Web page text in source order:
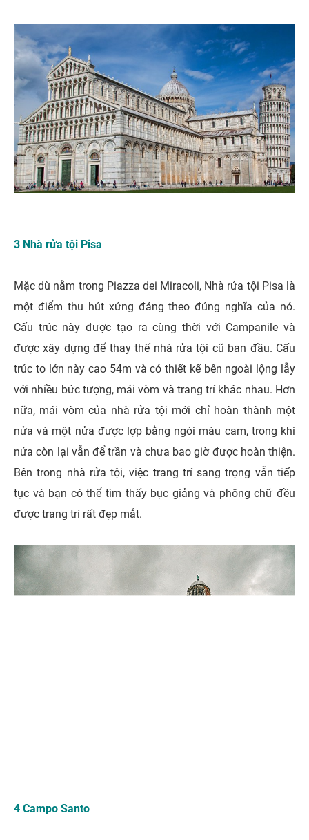
3 Nhà rửa tội Pisa
Mặc dù nằm trong Piazza dei Miracoli, Nhà rửa tội Pisa là
một điểm thu hút xứng đáng theo đúng nghĩa của nó.
Cấu trúc này được tạo ra cùng thời với Campanile và
được xây dựng để thay thế nhà rửa tội cũ ban đầu. Cấu
trúc to lớn này cao 54m và có thiết kế bên ngoài lộng lẫy
với nhiều bức tượng, mái vòm và trang trí khác nhau. Hơn
nữa, mái vòm của nhà rửa tội mới chỉ hoàn thành một
nửa và một nửa được lợp bằng ngói màu cam, trong khi
nửa còn lại vẫn để trần và chưa bao giờ được hoàn thiện.
Bên trong nhà rửa tội, việc trang trí sang trọng vẫn tiếp
tục và bạn có thể tìm thấy bục giảng và phông chữ đều
được trang trí rất đẹp mắt.
4 Campo Santo